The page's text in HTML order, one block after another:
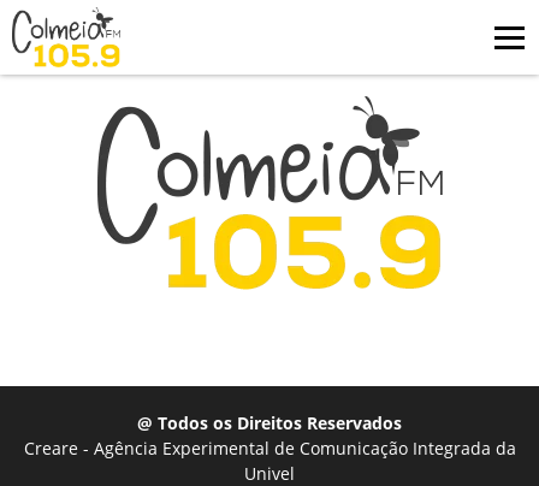
@ Todos os Direitos Reservados
Creare - Agência Experimental de Comunicação Integrada da
Univel